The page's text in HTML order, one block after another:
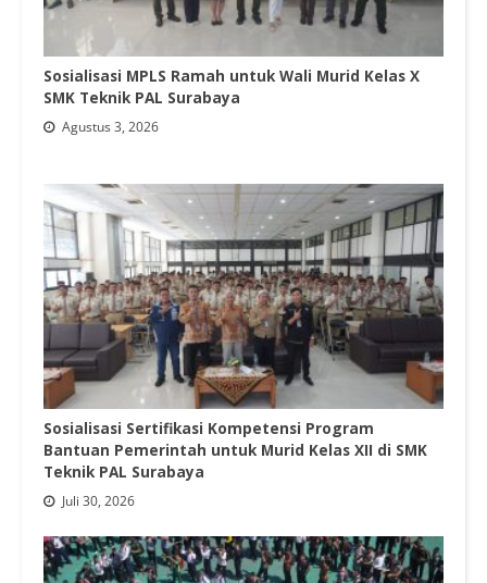
Sosialisasi MPLS Ramah untuk Wali Murid Kelas X
SMK Teknik PAL Surabaya
Agustus 3, 2026
Sosialisasi Sertifikasi Kompetensi Program
Bantuan Pemerintah untuk Murid Kelas XII di SMK
Teknik PAL Surabaya
Juli 30, 2026